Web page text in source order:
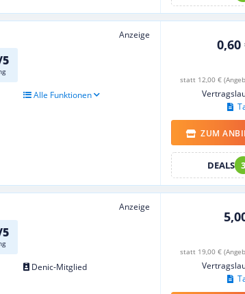
Anzeige
Alle Funktionen
statt 12,00 €
ZUM
DEALS 3
Anzeige
Denic-Mitglied
statt 19,00 €